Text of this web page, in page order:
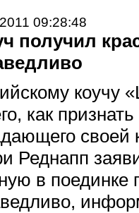
09:28:48
получил
коучу
как
своей
Реднапп
в поединке